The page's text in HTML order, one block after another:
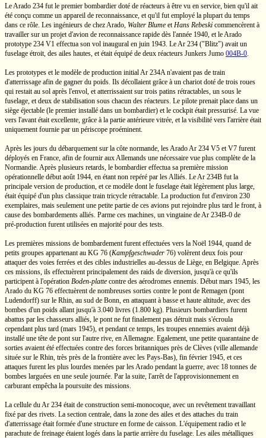
LeArado 234 fut le premier bombardier doté de réacteurs à être vu en service, bien qu'il ait
été conçu comme un appareil de reconnaissance, et qu'il fut employé la plupart du temps
dans ce rôle. Les ingénieurs de chez Arado, Walter Blume etHans Rebeski commencèrent à
travailler sur un projet d'avion de reconnaissance rapide dès l'année 1940, et le Arado
prototype 234 V1 effectua son vol inaugural en juin 1943. LeAr 234 ("Blitz") avait un
fuselage étroit, des ailes hautes, et était équipé de deux réacteurs Junkers Jumo 004B-0.
Les prototypes et le modèle de production initialAr 234An'avaient pas de train
d'atterrissage afin de gagner du poids. Ils décollaient grâce à un chariot doté de trois roues
qui restait au sol après l'envol, et atterrissaient sur trois patins rétractables, un sous le
fuselage, et deux de stabilisation sous chacun des réacteurs. Le pilote prenait place dans un
siège éjectable (le premier installé dans un bombardier) et le cockpit était pressurisé. La vue
vers l'avant était excellente, grâce à la partie antérieure vitrée, et la visibilité vers l'arrière était
uniquement fournie par un périscope proéminent.
Après les jours du débarquement sur la côte normande, les AradoAr 234 V5 et V7 furent
déployés en France, afin de fournir aux Allemands une nécessaire vue plus complète de la
Normandie. Après plusieurs retards, le bombardier effectua sa première mission
opérationnelle début août 1944, en étant non repéré par les Alliés. LeAr 234B fut la
principale version de production, et ce modèle dont le fuselage était légèrement plus large,
était équipé d'un plus classique train tricycle rétractable. La production fut d'environ 230
exemplaires, mais seulement une petite partie de ces avions put rejoindre plus tard le front, à
cause des bombardements alliés. Parme ces machines, un vingtaine deAr 234B-0 de
pré-production furent utilisées en majorité pour des tests.
Les premières missions de bombardement furent effectuées vers la Noël 1944, quand de
petits groupes appartenant au KG 76 (Kampfgeschwader 76) volèrent deux fois pour
attaquer des voies ferrées et des cibles industrielles au-dessus de Liège, en Belgique. Après
ces missions, ils effectuèrent principalement des raids de diversion, jusqu'à ce qu'ils
participent à l'opération Boden-platte contre des aérodromes ennemis. Début mars 1945, les
Arado du KG 76 effectuèrent de nombreuses sorties contre le pont de Remagen (pont
Ludendorff) sur le Rhin, au sud de Bonn, en attaquant à basse et haute altitude, avec des
bombes d'un poids allant jusqu'à 3.040 livres (1.800 kg). Plusieurs bombardiers furent
abattus par les chasseurs alliés, le pont ne fut finalement pas détruit mais s'écroula
cependant plus tard (mars 1945), et pendant ce temps, les troupes ennemies avaient déjà
installé une tête de pont sur l'autre rive, en Allemagne. Egalement, une petite quarantaine de
sorties avaient été effectuées contre des forces britanniques près de Clèves (ville allemande
située sur le Rhin, très près de la frontière avec les Pays-Bas), fin février 1945, et ces
attaques furent les plus lourdes menées par les Arado pendant la guerre, avec 18 tonnes de
bombes larguées en une seule journée. Par la suite, l'arrêt de l'approvisionnement en
carburant empêcha la poursuite des missions.
La cellule duAr 234 était de construction semi-monocoque, avec un revêtement travaillant
fixé par des rivets. La section centrale, dans la zone des ailes et des attaches du train
d'atterrissage était formée d'une structure en forme de caisson. L'équipement radio et le
parachute de freinage étaient logés dans la partie arrière du fuselage. Les ailes métalliques